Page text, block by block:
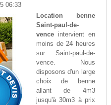
06:33
Location benne
Saint-paul-de-
venceintervient en
moins de 24 heures
sur Saint-paul-de-
vence. Nous
disposons d'un large
choix de benne
allant de 4m3
jusqu'à 30m3 à prix